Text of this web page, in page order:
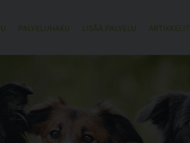
PALVELUHAKU LISÄÄ PALVELU ARTIKKELIT